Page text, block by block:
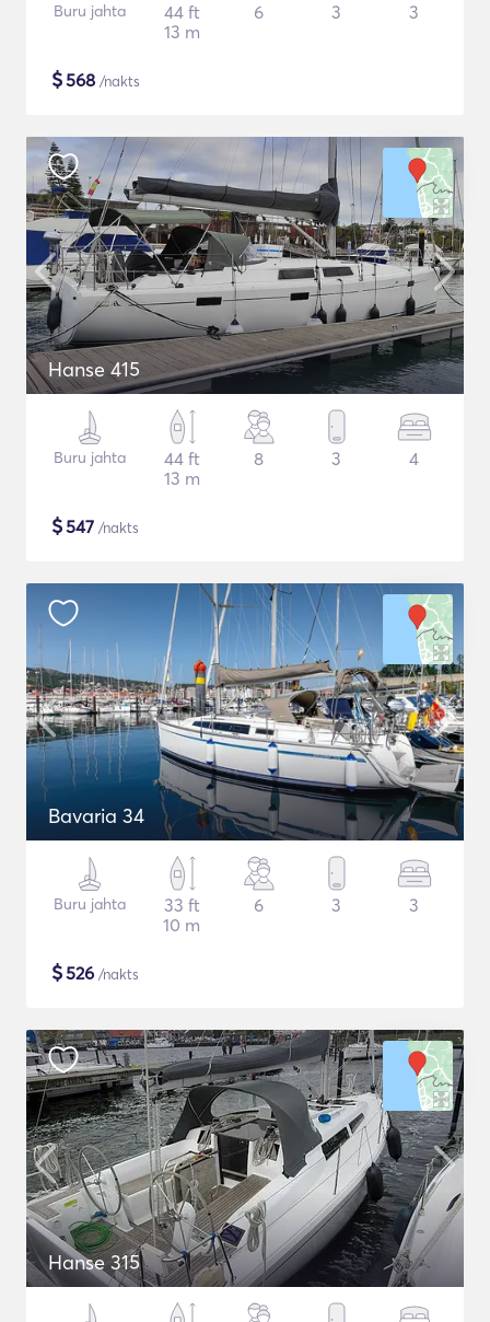
Buru jahta
44 ft
13 m
6 3 3
$568 /nakts
Hanse 415
Buru jahta
44 ft
13 m
8 3 4
$547 /nakts
Bavaria 34
Buru jahta
33 ft
10 m
6 3 3
$526 /nakts
Hanse 315